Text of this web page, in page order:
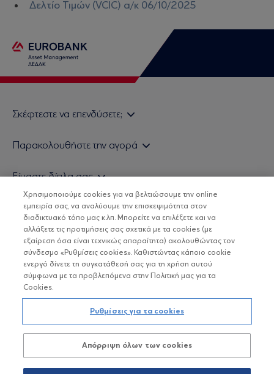
Δελτίο Τιμών (VCIC) α/κ 06/10/2025
Σκέφτεστε να επενδύσετε;
Τιμολογιακή Πολιτική
Δείτε τις πολιτικές μας
Βασικές Γνώσεις
Παρακολουθήστε την αγορά
Τα νέα μας
Χρήσιμοι σύνδεσμοι
Είμαστε δίπλα σας
H Eurobank Asset Management ΑΕΔΑΚ
Επενδυτική φιλοσοφία ESG
Πιστοποιημένα στελέχη και συνεργάτες
Αποστολή Βιογραφικών
ΟΙ ΟΣΕΚΑ ΔΕΝ ΕΧΟΥΝ ΕΓΓΥΗΜΕΝΗ ΑΠΟΔΟΣΗ ΚΑΙ ΟΙ
ΠΡΟΗΓΟΥΜΕΝΕΣ ΑΠΟΔΟΣΕΙΣ ΔΕΝ ΔΙΑΣΦΑΛΙΖΟΥΝ ΤΙΣ
ΜΕΛΛΟΝΤΙΚΕΣ
Copyright © Eurobank ΑΕΔΑΚ
Προστασία Προσωπικών Δεδομένων
Όροι χρήσης
Χρησιμοποιούμε cookies για να βελτιώσουμε την online
εμπειρία σας, να αναλύουμε την επισκεψιμότητα στον
διαδικτυακό τόπο μας κ.λπ. Μπορείτε να επιλέξετε και να
αλλάξετε τις προτιμήσεις σας σχετικά με τα cookies (με
εξαίρεση όσα είναι τεχνικώς απαραίτητα) ακολουθώντας τον
σύνδεσμο «Ρυθμίσεις cookies». Καθιστώντας κάποιο cookie
ενεργό δίνετε τη συγκατάθεσή σας για τη χρήση αυτού
σύμφωνα με τα προβλεπόμενα στην Πολιτική μας για τα
Cookies.
Ρυθμίσεις για τα cookies
Απόρριψη όλων των cookies